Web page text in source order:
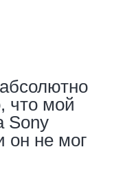
что мой
Sony
он не мог